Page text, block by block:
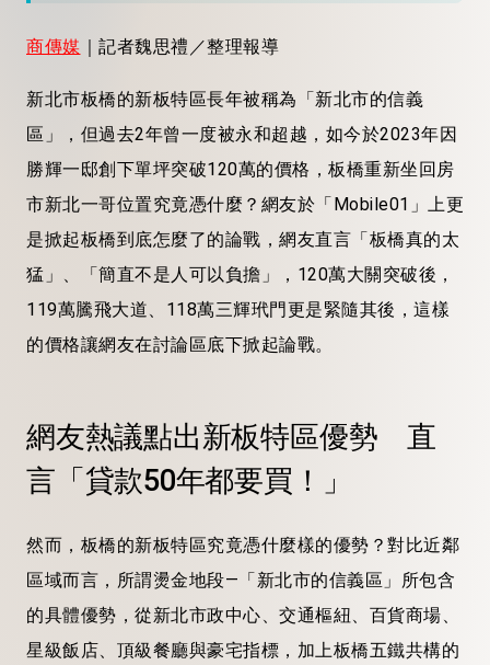
商傳媒 ｜記者魏思禮／整理報導
新北市板橋的新板特區長年被稱為「新北市的信義
區」，但過去2年曾一度被永和超越，如今於2023年因
勝輝一邸創下單坪突破120萬的價格，板橋重新坐回房
市新北一哥位置究竟憑什麼？網友於「Mobile01」上更
是掀起板橋到底怎麼了的論戰，網友直言「板橋真的太
猛」、「簡直不是人可以負擔」，120萬大關突破後，
119萬騰飛大道、118萬三輝玳門更是緊隨其後，這樣
的價格讓網友在討論區底下掀起論戰。
網友熱議點出新板特區優勢 直
言「貸款50年都要買！」
然而，板橋的新板特區究竟憑什麼樣的優勢？對比近鄰
區域而言，所謂燙金地段—「新北市的信義區」所包含
的具體優勢，從新北市政中心、交通樞紐、百貨商場、
星級飯店、頂級餐廳與豪宅指標，加上板橋五鐵共構的